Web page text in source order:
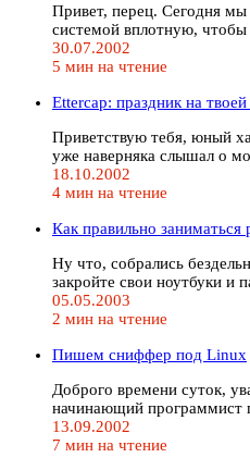
Привет, перец. Сегодня
системой вплотную,
30.07.2002
5 мин на чтение
Ettercap: праздник на твоей
Приветствую тебя, юный
уже наверняка слышал о
18.10.2002
4 мин на чтение
Как правильно заниматься
Ну что, собрались
закройте свои ноутбуки и
05.05.2003
2 мин на чтение
Пишем сниффер под Linux
Доброго времени суток,
начинающий
13.09.2002
7 мин на чтение